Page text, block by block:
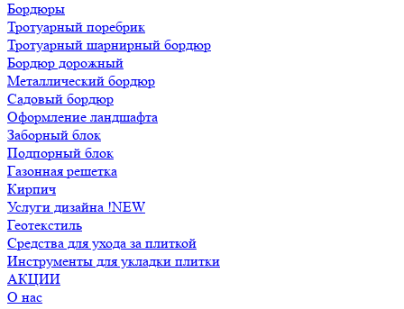
Бордюры
Тротуарный поребрик
Тротуарный шарнирный бордюр
Бордюр дорожный
Металлический бордюр
Садовый бордюр
Оформление ландшафта
Заборный блок
Подпорный блок
Газонная решетка
Кирпич
Услуги дизайна !NEW
Геотекстиль
Средства для ухода за плиткой
Инструменты для укладки плитки
АКЦИИ
О нас